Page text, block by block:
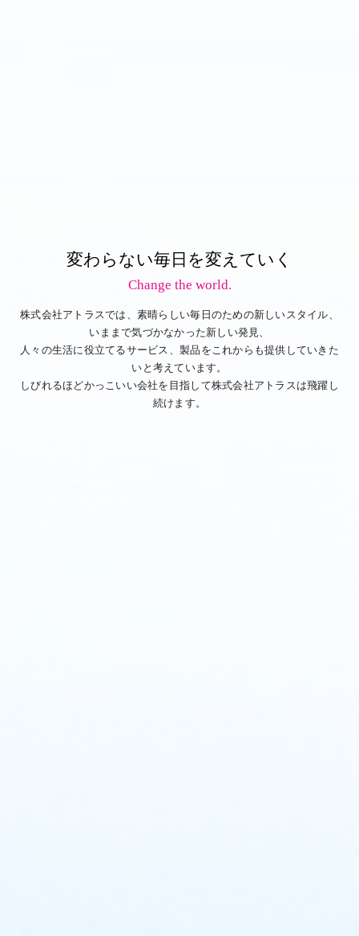
変わらない毎日を変えていく
Change the world.
株式会社アトラスでは、素晴らしい毎日のための新しいスタイル、
いままで気づかなかった新しい発見、
人々の生活に役立てるサービス、製品をこれからも提供していきた
いと考えています。
しびれるほどかっこいい会社を目指して株式会社アトラスは飛躍し
続けます。